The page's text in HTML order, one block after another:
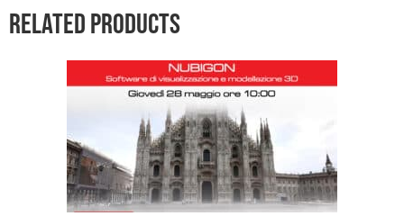
Related products